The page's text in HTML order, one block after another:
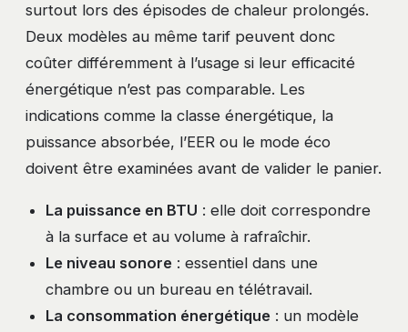
surtout lors des épisodes de chaleur prolongés.
Deux modèles au même tarif peuvent donc
coûter différemment à l’usage si leur efficacité
énergétique n’est pas comparable. Les
indications comme la classe énergétique, la
puissance absorbée, l’EER ou le mode éco
doivent être examinées avant de valider le panier.
La puissance en BTU : elle doit correspondre
à la surface et au volume à rafraîchir.
Le niveau sonore: essentiel dans une
chambre ou un bureau en télétravail.
La consommation énergétique: un modèle